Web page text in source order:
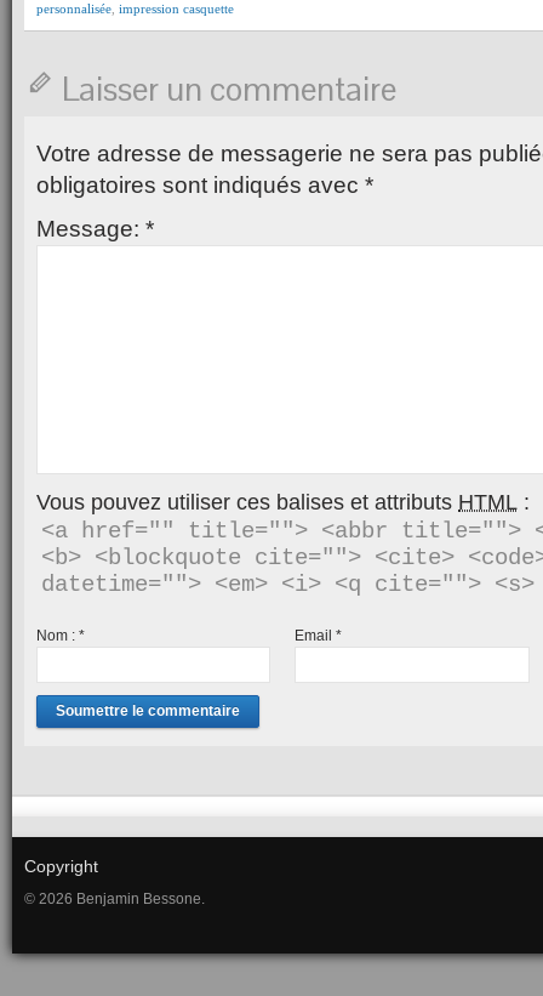
personnalisée impression casquette
Laisser un commentaire
Votre adresse de messagerie ne sera pas
obligatoires sont indiqués avec *
Message: *
Vous pouvez utiliser ces balises et attributs HTML :
<a href="" title=""> <abbr title="">
<b> <blockquote cite=""> <cite>
Nom : * Email*
Copyright
© 2026 Benjamin Bessone.